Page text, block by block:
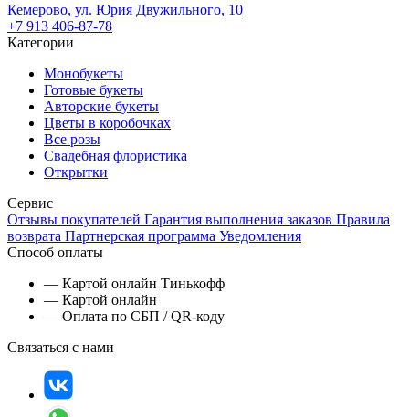
Кемерово, ул. Юрия Двужильного, 10
+7 913 406-87-78
Категории
Монобукеты
Готовые букеты
Авторские букеты
Цветы в коробочках
Все розы
Свадебная флористика
Открытки
Сервис
Отзывы покупателей Гарантия выполнения заказов Правила
возврата Партнерская программа Уведомления
Способ оплаты
— Картой онлайн Тинькофф
— Картой онлайн
— Оплата по СБП / QR-коду
Связаться с нами